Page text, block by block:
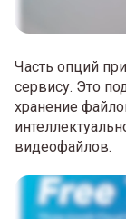
Часть опций
сервису. Это
хранение
видеофайлов.